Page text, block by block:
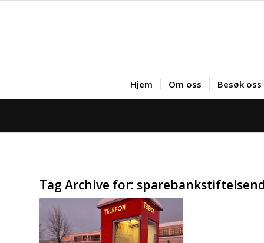
Hjem Om oss Besøk oss
Tag Archive for: